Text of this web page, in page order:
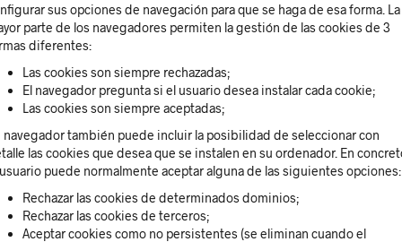
sus opciones de navegación para que se haga de esa forma. La
parte de los navegadores permiten la gestión de las cookies de 3
diferentes:
Las cookies son siempre rechazadas;
El navegador pregunta si el usuario desea instalar cada cookie;
Las cookies son siempre aceptadas;
navegador también puede incluir la posibilidad de seleccionar con
las cookies que desea que se instalen en su ordenador. En
puede normalmente aceptar alguna de las siguientes opciones:
Rechazar las cookies de determinados dominios;
Rechazar las cookies de terceros;
Aceptar cookies como no persistentes (se eliminan cuando el